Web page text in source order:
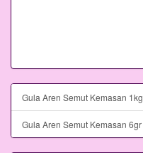
Gula Aren Semut Kemasan 1kg
Gula Aren Semut Kemasan 6gr